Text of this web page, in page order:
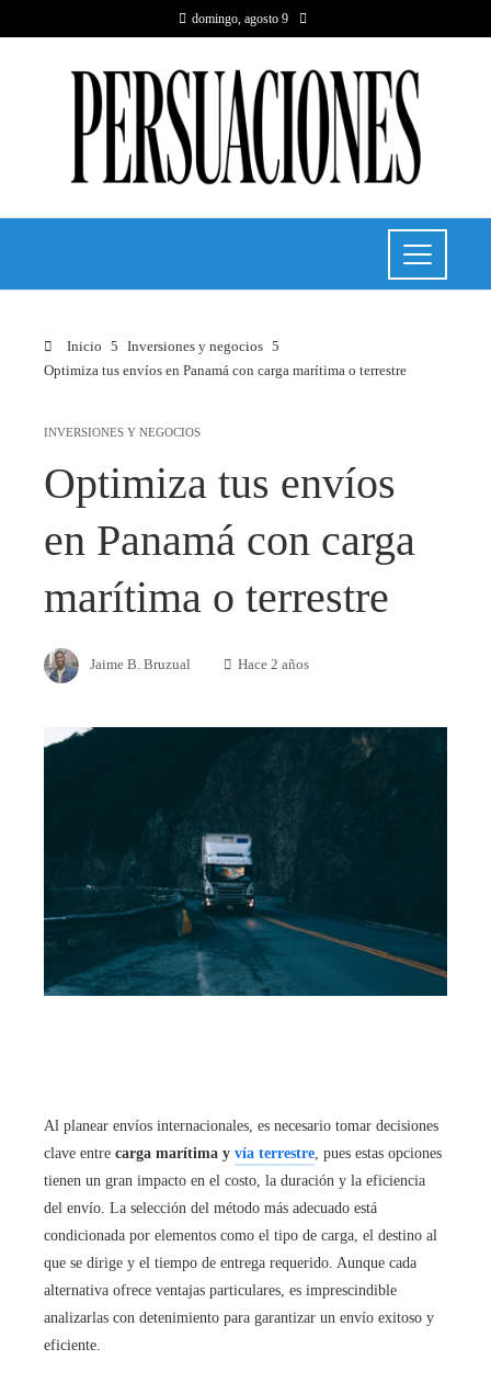
domingo, agosto 9
Inicio
Inversiones y negocios
Optimiza tus envíos en Panamá con carga marítima o terrestre
INVERSIONES Y NEGOCIOS
Optimiza tus envíos
en Panamá con carga
marítima o terrestre
Jaime B. Bruzual Hace 2 años
Al planear envíos internacionales, es necesario tomar decisiones
clave entre carga marítima y vía terrestre, pues estas opciones
tienen un gran impacto en el costo, la duración y la eficiencia
del envío. La selección del método más adecuado está
condicionada por elementos como el tipo de carga, el destino al
que se dirige y el tiempo de entrega requerido. Aunque cada
alternativa ofrece ventajas particulares, es imprescindible
analizarlas con detenimiento para garantizar un envío exitoso y
eficiente.